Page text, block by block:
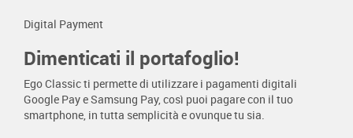
Digital Payment
Dimenticati il portafoglio!
Ego Classic ti permette di utilizzare i pagamenti digitali
Google Pay e Samsung Pay, così puoi pagare con il tuo
smartphone, in tutta semplicità e ovunque tu sia.